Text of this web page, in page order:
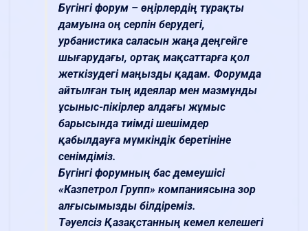
Бүгінгі форум – өңірлердің тұрақты
дамуына оң серпін берудегі,
урбанистика саласын жаңа деңгейге
шығарудағы, ортақ мақсаттарға қол
жеткізудегі маңызды қадам. Форумда
айтылған тың идеялар мен мазмұнды
ұсыныс-пікірлер алдағы жұмыс
барысында тиімді шешімдер
қабылдауға мүмкіндік беретініне
сенімдіміз.
Бүгінгі форумның бас демеушісі
«Казпетрол Групп» компаниясына зор
алғысымызды білдіреміз.
Тәуелсіз Қазақстанның кемел келешегі